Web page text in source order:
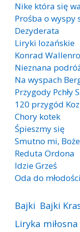
Nike która się
Prośba o wyspy
Dezyderata
Liryki lozańskie
Konrad
Nieznana
Na wyspach
Przygody Pchły
120 przygód
Chory kotek
Śpieszmy się
Smutno mi,
Reduta Ordona
Idzie Grześ
Oda do młodości
Bajki Bajki
Liryka miłosna